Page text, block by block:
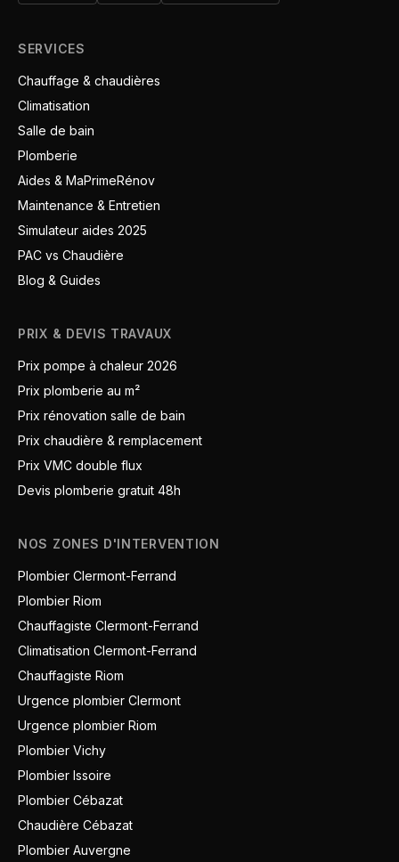
SERVICES
Chauffage & chaudières
Climatisation
Salle de bain
Plomberie
Aides & MaPrimeRénov
Maintenance & Entretien
Simulateur aides 2025
PAC vs Chaudière
Blog & Guides
PRIX & DEVIS TRAVAUX
Prix pompe à chaleur 2026
Prix plomberie au m²
Prix rénovation salle de bain
Prix chaudière & remplacement
Prix VMC double flux
Devis plomberie gratuit 48h
NOS ZONES D'INTERVENTION
Plombier Clermont-Ferrand
Plombier Riom
Chauffagiste Clermont-Ferrand
Climatisation Clermont-Ferrand
Chauffagiste Riom
Urgence plombier Clermont
Urgence plombier Riom
Plombier Vichy
Plombier Issoire
Plombier Cébazat
Chaudière Cébazat
Plombier Auvergne